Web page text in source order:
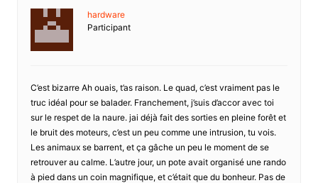
hardware
Participant
C’est bizarre Ah ouais, t’as raison. Le quad, c’est vraiment pas le
truc idéal pour se balader. Franchement, j’suis d’accor avec toi
sur le respet de la naure. jai déjà fait des sorties en pleine forêt et
le bruit des moteurs, c’est un peu comme une intrusion, tu vois.
Les animaux se barrent, et ça gâche un peu le moment de se
retrouver au calme. L’autre jour, un pote avait organisé une rando
à pied dans un coin magnifique, et c’était que du bonheur. Pas de